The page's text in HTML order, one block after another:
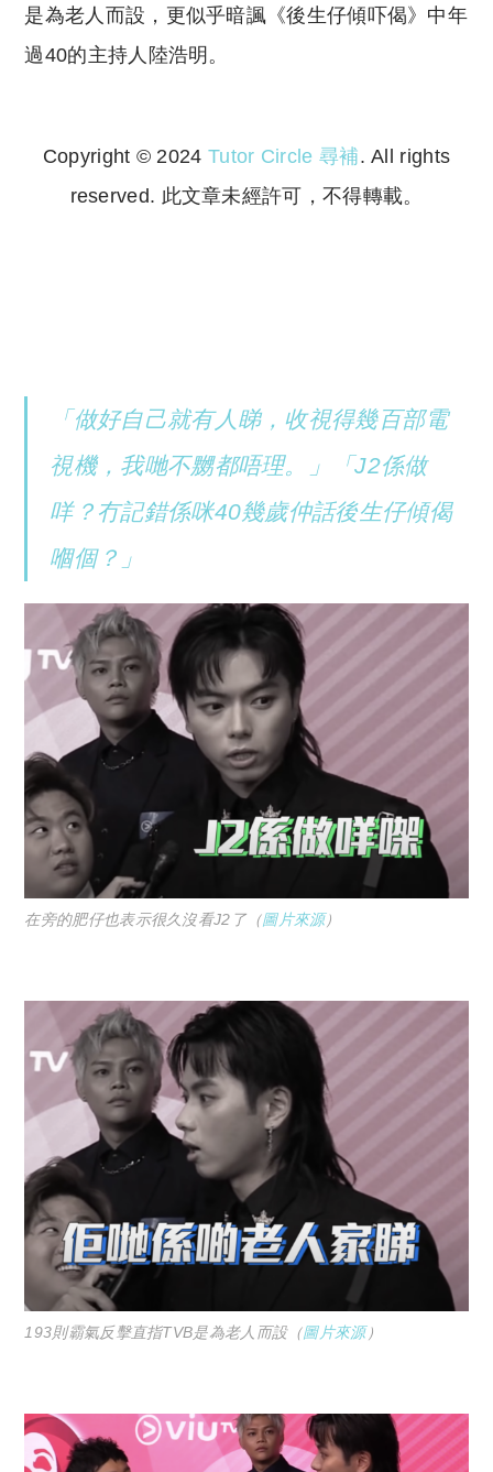
是為老人而設，更似乎暗諷《後生仔傾吓偈》中年
過40的主持人陸浩明。
Copyright © 2024 Tutor Circle 尋補. All rights
reserved. 此文章未經許可，不得轉載。
「做好自己就有人睇，收視得幾百部電
視機，我哋不嬲都唔理。」「J2係做
咩？冇記錯係咪40幾歲仲話後生仔傾偈
嗰個？」
在旁的肥仔也表示很久沒看J2了（圖片來源）
193則霸氣反擊直指TVB是為老人而設（圖片來源）